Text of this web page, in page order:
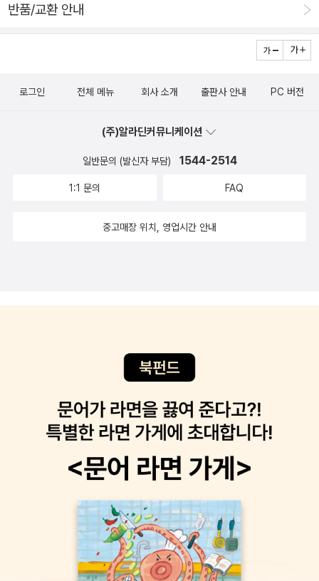
저버리고 곧장 가족 이야기로 진입한다.단숨에 읽히는 소설인 듯.
의 여왕>(이룸, 2009)도 있다. 작가의 첫 장편소설인데, 말을 붙
(민음사, 2007)로 등단한 작가 이홍의 경장편 <성탄 피크닉>
정동 한양아파트 608호에서 살인에 이은 전기톱 시체 유기 사건
이 벌어진다.'시체와 아파트 얘기를 버무린'강남 소설'인 듯하다.
할 거라고 하므로, 새해엔 '강남'이 새로운 소설 트렌드로 자리잡
부는 날에는 압구정동에 가야 한다>).2. 역사이덕일씨가 꼽은 역
듯싶다. 추천의 변은 이렇다. <조선왕조실록>이 여러 사료를 종
합 편찬한 기록이라면 <승정원일기>는 가공하지 않은 1차 사료
이다. 임진왜란과 이괄의 난 때 조선 전기의 것이 불타버려 후기
의 것밖에 남아있지 않지만 전체가 남아 있는 <조선왕조실록>
보다 5배나 방대하다. 또한 사관의 평이 들어있는 <조선왕조실
록>은 국왕의 열람이 금지되었지만 <승정원일기>는 자유롭게
열람이 가능했다. <승정원일기>를 읽으면 흡사 그 시대에 살고
있는 듯한 착각이 들 정도로 내용이 자세하다. 그러나 방대한 내
용의 일부만 번역되었기에 일반 독자들이 접근하기는 쉽지 않았
다. 이 책 <승정원일기, 소통의 정치를 논하다>는 이런 난점을
해결하면서 <승정원일기>의 방대한 내용을 체계적으로, 그리고
있었습니다. 제위(권력)를 두고 양보하지 않는 현실을 얘기하며
하늘의 도가 옳을 떄도 있고 그를 때도 있다는 천도시비의 뜻을
풀이하셨습니다.이연걸이 출연한 <영웅>에서 암살 결행 직전의
형가의 노래인 ``풍소소혜역수한 장사일거허불부환`` 을 제시
나를 보여주려는 연출 의도를 가졌습니다. 연나라 태자 단의 형가
에 대한 함양 궁궐 잠입 암실 지시는 무모한 생각이었고 결국 연
나라를 파멸에 이르게 하였습니다. 이는 어떤 일을 할 때 하나의
릉을 변호하다가 궁형을 당한 사실이 있습니다. 한순간의 판단미
하통일한 이유(척박한 땅에도 불구하고 동방으로 진출하여 13년
불가능합니다. 초나라는 도가 계통이 발달했고 제나라는 국내 영
孝公 시절의 상앙(상군)의 시도입니다. 그는 기존의 법을 다 바
꾸라는 변법을 건의했습니다. 처음에는 효공이 이를 채택하지 않
백성들도 이를 믿지 않았습니다. 즉 법이 신뢰를 획득하기 전의
씁니다. 나무를 옮기면 50금을 주겠다고 공고했고 실제로 이를
옮긴 자에게 포상을 하였습니다. 효공과 상앙은 사흘 밤낮을 얘기
나눌 정도로 가까웠습니다. 그러나 <법=원칙>에 너무 충실한
나머지 상앙은 주위에 적을 많이 두었고, 절대권력자 효공이 죽자
반품/교환 안내
로그인 전체 메뉴 회사 소개 출판사 안내 PC 버전
(주)알라딘커뮤니케이션
일반문의 (발신자 부담) 1544-2514
1:1 문의 FAQ
중고매장 위치, 영업시간 안내